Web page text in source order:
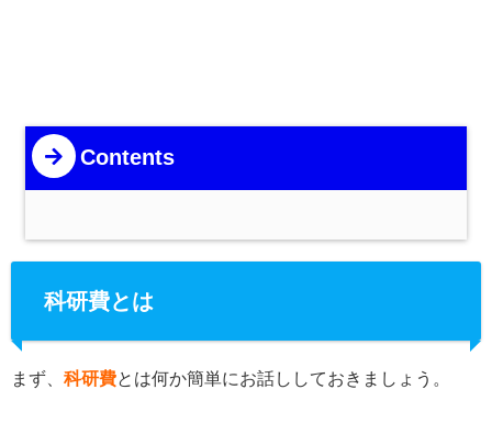
Contents
科研費とは
まず、 科研費とは何か簡単にお話ししておきましょう。